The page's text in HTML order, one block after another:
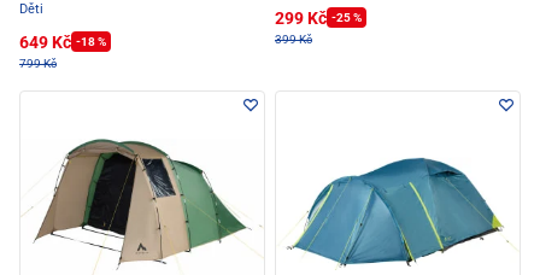
Děti
649 Kč -18 %
799 Kč
299 Kč -25 %
399 Kč